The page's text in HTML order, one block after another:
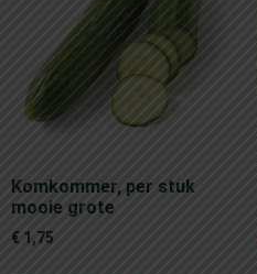
Komkommer, per stuk
mooie grote
€ 1,75